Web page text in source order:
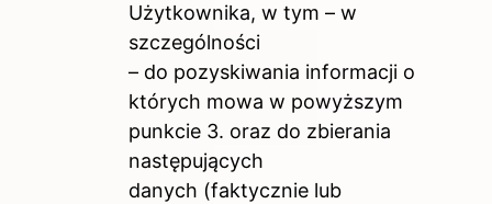
Użytkownika, w tym – w
szczególności
– do pozyskiwania informacji o
których mowa w powyższym
punkcie 3. oraz do zbierania
następujących
danych (faktycznie lub